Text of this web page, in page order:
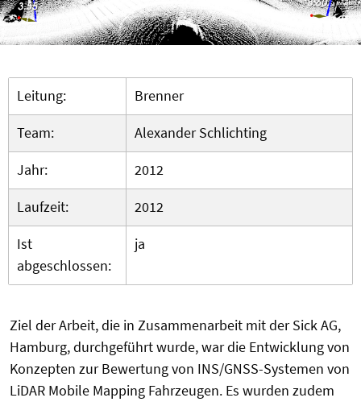
Leitung:
Brenner
Team:
Alexander Schlichting
Jahr:
2012
Laufzeit:
2012
Ist
abgeschlossen:
ja
Ziel der Arbeit, die in Zusammenarbeit mit der Sick AG,
Hamburg, durchgeführt wurde, war die Entwicklung von
Konzepten zur Bewertung von INS/GNSS-Systemen von
LiDAR Mobile Mapping Fahrzeugen. Es wurden zudem